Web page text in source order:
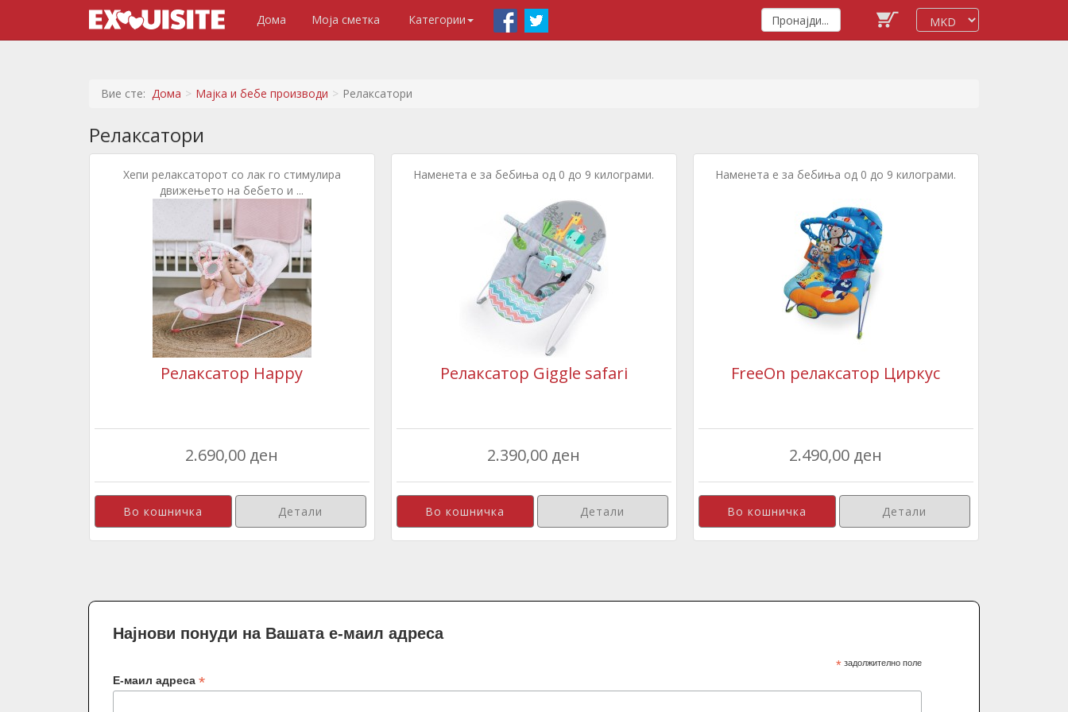
Дома Моја сметка Категории
Вие сте: Дома Мајка и бебе производи Релаксатори
Релаксатори
Хепи релаксаторот со лак го стимулира
движењето на бебето и ...
Релаксатор Happy
2.690,00 ден
Детали
Наменета е за бебиња од 0 до 9 килограми.
Релаксатор Giggle safari
2.390,00 ден
Детали
Наменета е за бебиња од 0 до 9 килограми.
FreeOn релаксатор Циркус
2.490,00 ден
Детали
Најнови понуди на Вашата е-маил адреса
*задолжително поле
Е-маил адреса *